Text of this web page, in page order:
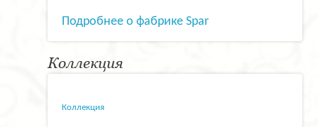
Подробнее о фабрике Spar
Коллекция
Коллекция